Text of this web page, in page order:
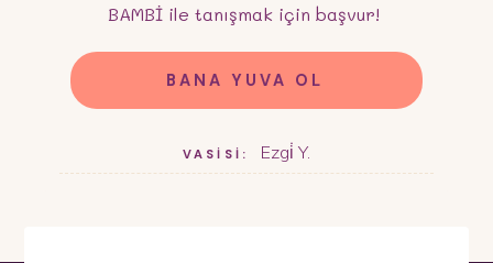
BAMBİ ile tanışmak için başvur!
BANA YUVA OL
VASİSİ: Ezgi̇ Y.